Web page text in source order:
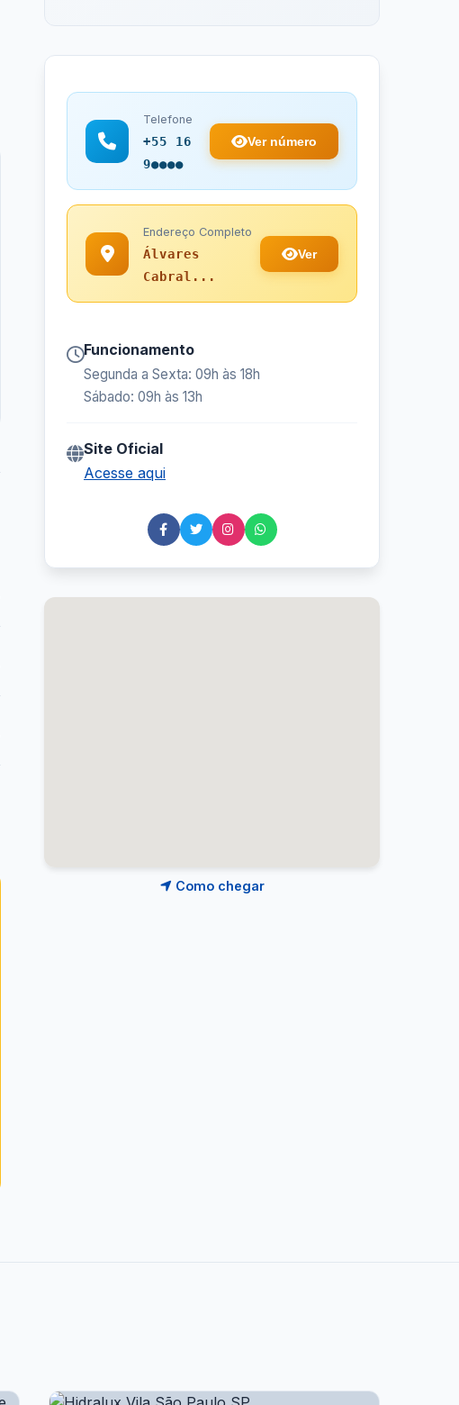
Telefone
+55 16
9●●●●
Ver número
Endereço Completo
Álvares
Cabral...
Ver
Funcionamento
Segunda a Sexta: 09h às 18h
Sábado: 09h às 13h
Site Oficial
Acesse aqui
Como chegar